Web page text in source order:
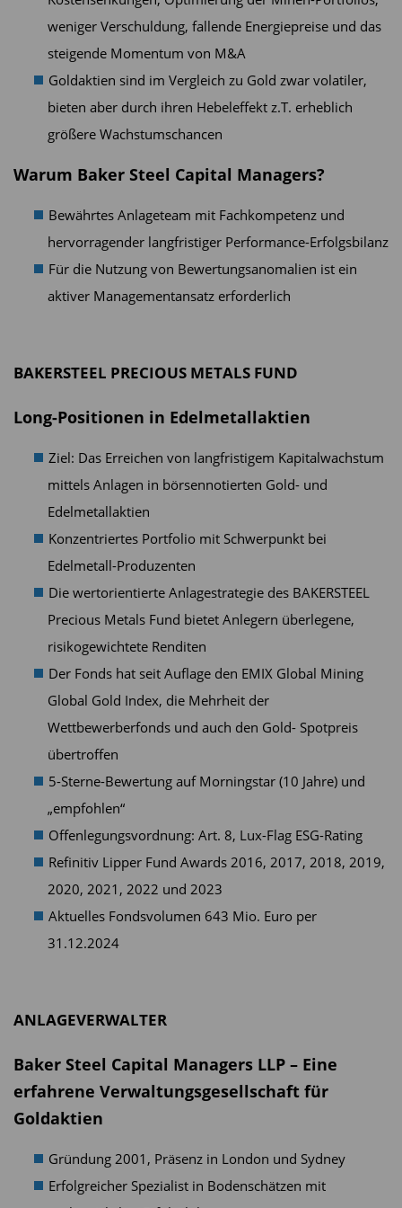
weniger Verschuldung, fallende Energiepreise und das
steigende Momentum von M&A
Goldaktien sind im Vergleich zu Gold zwar volatiler,
bieten aber durch ihren Hebeleffekt z.T. erheblich
größere Wachstumschancen
Warum Baker Steel Capital Managers?
Bewährtes Anlageteam mit Fachkompetenz und
hervorragender langfristiger Performance-Erfolgsbilanz
Für die Nutzung von Bewertungsanomalien ist ein
aktiver Managementansatz erforderlich
BAKERSTEEL PRECIOUS METALS FUND
Long-Positionen in Edelmetallaktien
Ziel: Das Erreichen von langfristigem Kapitalwachstum
mittels Anlagen in börsennotierten Gold- und
Edelmetallaktien
Konzentriertes Portfolio mit Schwerpunkt bei
Edelmetall-Produzenten
Die wertorientierte Anlagestrategie des BAKERSTEEL
Precious Metals Fund bietet Anlegern überlegene,
risikogewichtete Renditen
Der Fonds hat seit Auflage den EMIX Global Mining
Global Gold Index, die Mehrheit der
Wettbewerberfonds und auch den Gold- Spotpreis
übertroffen
5-Sterne-Bewertung auf Morningstar (10 Jahre) und
„empfohlen“
Offenlegungsvordnung: Art. 8, Lux-Flag ESG-Rating
Refinitiv Lipper Fund Awards 2016, 2017, 2018, 2019,
2020, 2021, 2022 und 2023
Aktuelles Fondsvolumen 643 Mio. Euro per
31.12.2024
ANLAGEVERWALTER
Baker Steel Capital Managers LLP – Eine
erfahrene Verwaltungsgesellschaft für
Goldaktien
Gründung 2001, Präsenz in London und Sydney
Erfolgreicher Spezialist in Bodenschätzen mit